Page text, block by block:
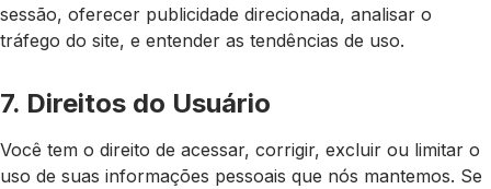
sessão, oferecer publicidade direcionada, analisar o
tráfego do site, e entender as tendências de uso.
7. Direitos do Usuário
Você tem o direito de acessar, corrigir, excluir ou limitar o
uso de suas informações pessoais que nós mantemos. Se